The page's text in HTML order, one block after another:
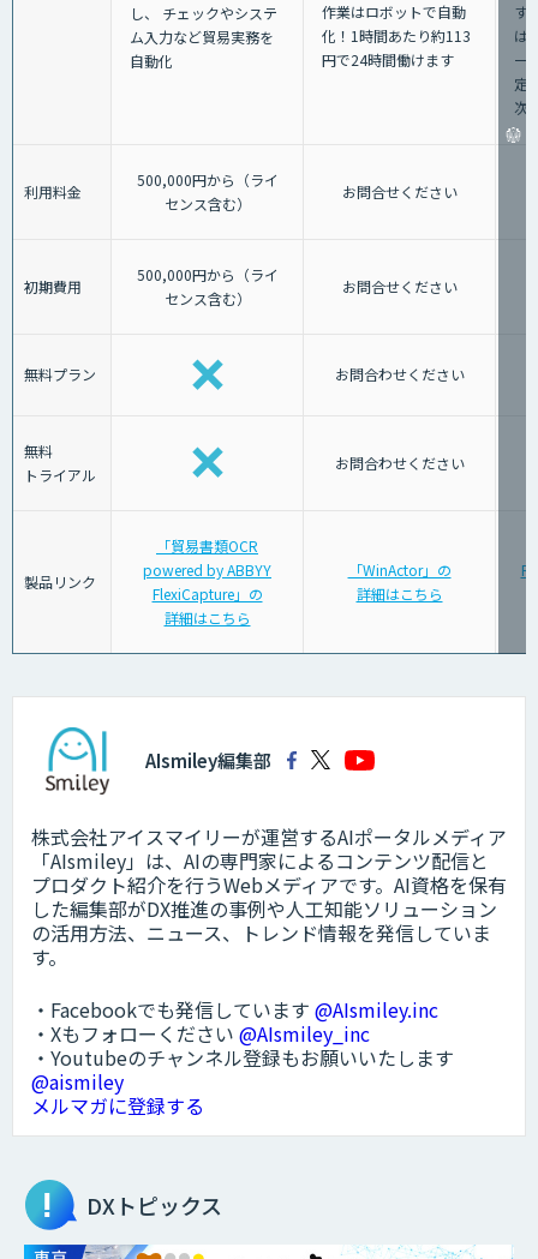
し、 チェックやシステ
ム入力など貿易実務を
自動化
作業はロボットで自動
化！1時間あたり約113
円で24時間働けます
す
は
一
定
次
利用料金
500,000円から（ライ
センス含む）
お問合せください
初期費用
500,000円から（ライ
センス含む）
お問合せください
無料プラン お問合わせください
無料
トライアル
お問合わせください
製品リンク
「貿易書類OCR
powered by ABBYY
FlexiCapture」の
詳細はこちら
「WinActor」の
詳細はこちら
AIsmiley編集部
株式会社アイスマイリーが運営するAIポータルメディア
「AIsmiley」は、AIの専門家によるコンテンツ配信と
プロダクト紹介を行うWebメディアです。AI資格を保有
した編集部がDX推進の事例や人工知能ソリューション
の活用方法、ニュース、トレンド情報を発信していま
す。
・Facebookでも発信しています @AIsmiley.inc
・Xもフォローください @AIsmiley_inc
・Youtubeのチャンネル登録もお願いいたします
@aismiley
メルマガに登録する
DXトピックス